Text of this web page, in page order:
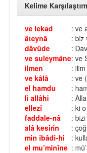
Kelime
ve lekad
: ve
âteynâ
: biz
dâvûde
:
ve suleymâne: ve
ilmen
: ilim
ve kâlâ
: ve
el hamdu
:
li allâhi
:
ellezî
: ki o
faddale-nâ
: bizi
alâ kesîrin
:
min ibâdi-hi
:
el mu’minîne :